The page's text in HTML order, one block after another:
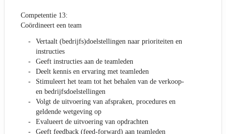
Competentie 13:
Coördineert een team
Vertaalt (bedrijfs)doelstellingen naar prioriteiten en
instructies
Geeft instructies aan de teamleden
Deelt kennis en ervaring met teamleden
Stimuleert het team tot het behalen van de verkoop-
en bedrijfsdoelstellingen
Volgt de uitvoering van afspraken, procedures en
geldende wetgeving op
Evalueert de uitvoering van opdrachten
Geeft feedback (feed-forward) aan teamleden